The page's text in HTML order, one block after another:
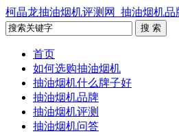
柯晶龙抽油烟机评测网_抽油烟机
首页
如何选购抽油烟机
抽油烟机什么牌子好
抽油烟机品牌
抽油烟机评测
抽油烟机问答